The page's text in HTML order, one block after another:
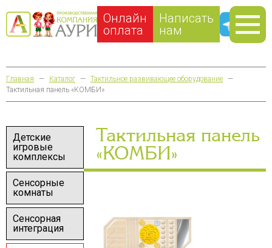
Онлайн
оплата
Написать
нам
Главная — Каталог — Тактильное развивающее оборудование —
Тактильная панель «КОМБИ»
Детские
игровые
комплексы
Сенсорные
комнаты
Сенсорная
интеграция
Тактильная панель
«КОМБИ»